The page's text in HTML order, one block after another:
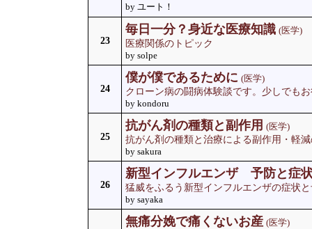
by ユート！
23
毎日一分？身近な医療知識 (医学)
医療関係のトピック
by solpe
24
僕が僕であるために (医学)
クローン病の闘病体験談です。少しでも
by kondoru
25
抗がん剤の種類と副作用 (医学)
抗がん剤の種類と治療による副作用・軽
by sakura
26
新型インフルエンザ 予防と症
猛威をふるう新型インフルエンザの症状
by sayaka
無痛分娩で痛くないお産 (医学)